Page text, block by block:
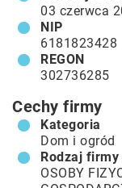
03 czerwca
NIP
6181823428
REGON
302736285
Cechy firmy
Kategoria
Dom i ogród
Rodzaj firmy
OSOBY